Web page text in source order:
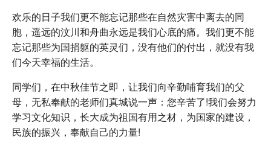
欢乐的日子我们更不能忘记那些在自然灾害中离去的同
胞，遥远的汶川和舟曲永远是我们心底的痛。我们更不能
忘记那些为国捐躯的英灵们，没有他们的付出，就没有我
们今天幸福的生活。
同学们，在中秋佳节之即，让我们向辛勤哺育我们的父
母，无私奉献的老师们真城说一声：您辛苦了!我们会努力
学习文化知识，长大成为祖国有用之材，为国家的建设，
民族的振兴，奉献自己的力量!